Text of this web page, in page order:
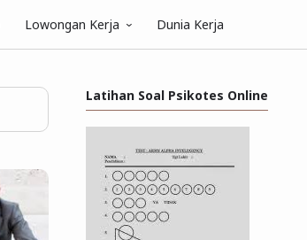
Lowongan Kerja Dunia Kerja
Latihan Soal Psikotes Online